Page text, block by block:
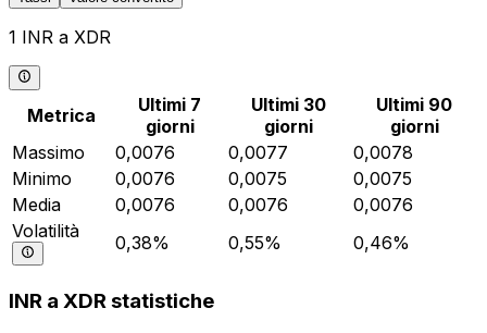
1 INR a XDR
Metrica
Ultimi 7
giorni
Ultimi 30
giorni
Ultimi 90
giorni
Massimo
0,0076 0,0077
0,0078
Minimo
0,0076 0,0075
0,0075
Media
0,0076 0,0076
0,0076
Volatilità
0,38% 0,55% 0,46%
INR a XDR statistiche